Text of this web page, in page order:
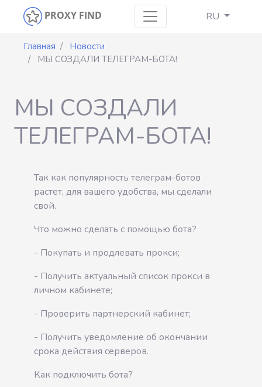
PROXY FIND RU
Главная
Новости
МЫ СОЗДАЛИ ТЕЛЕГРАМ-БОТА!
МЫ СОЗДАЛИ
ТЕЛЕГРАМ-БОТА!
Так как популярность телеграм-ботов
растет, для вашего удобства, мы сделали
свой.
Что можно сделать с помощью бота?
- Покупать и продлевать прокси;
- Получить актуальный список прокси в
личном кабинете;
- Проверить партнерский кабинет;
- Получить уведомление об окончании
срока действия серверов.
Как подключить бота?